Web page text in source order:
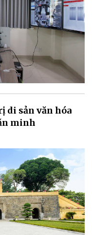
di sản văn hóa
minh